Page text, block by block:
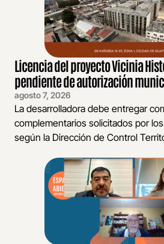
Licencia del proyecto Vicinia
pendiente de autorización
agosto 7, 2026
La desarrolladora debe entregar
complementarios solicitados por
según la Dirección de Control